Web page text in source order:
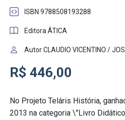
ISBN 9788508193288
Editora ÁTICA
Autor CLAUDIO VICENTINO /
R$ 446,00
No Projeto Teláris História,
2013 na categoria \"Livro